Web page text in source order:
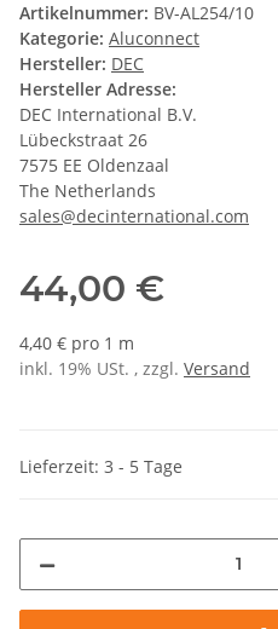
Artikelnummer: BV-AL254/10
Kategorie: Aluconnect
Hersteller: DEC
Hersteller Adresse:
DEC International B.V.
Lübeckstraat 26
7575 EE Oldenzaal
The Netherlands
sales@decinternational.com
44,00 €
4,40 € pro 1 m
inkl. 19% USt. , zzgl. Versand
Lieferzeit: 3 - 5 Tage